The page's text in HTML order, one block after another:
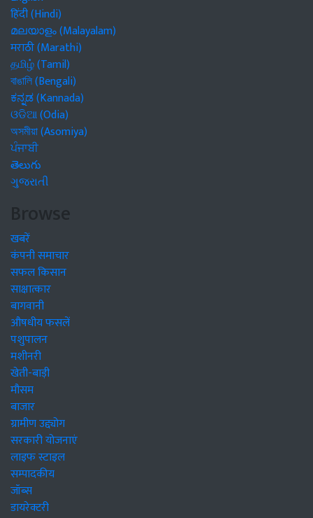
हिंदी (Hindi)
മലയാളം (Malayalam)
मराठी (Marathi)
தமிழ் (Tamil)
বাঙালি (Bengali)
ಕನ್ನಡ (Kannada)
ଓଡିଆ (Odia)
অসমীয়া (Asomiya)
ਪੰਜਾਬੀ
తెలుగు
ગુજરાતી
Browse
खबरें
कंपनी समाचार
सफल किसान
साक्षात्कार
बागवानी
औषधीय फसलें
पशुपालन
मशीनरी
खेती-बाड़ी
मौसम
बाजार
ग्रामीण उद्द्योग
सरकारी योजनाएं
लाइफ स्टाइल
सम्पादकीय
जॉब्स
डायरेक्टरी